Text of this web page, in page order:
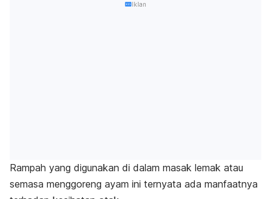
Iklan
Rampah yang digunakan di dalam masak lemak atau
semasa menggoreng ayam ini ternyata ada manfaatnya